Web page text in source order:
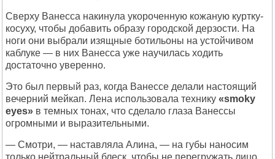
Сверху Ванесса накинула укороченную кожаную куртку-
косуху, чтобы добавить образу городской дерзости. На
ноги они выбрали изящные ботильоны на устойчивом
каблуке — в них Ванесса уже научилась ходить
достаточно уверенно.
Это был первый раз, когда Ванессе делали настоящий
вечерний мейкап. Лена использовала технику «smoky
eyes» в темных тонах, что сделало глаза Ванессы
огромными и выразительными.
— Смотри, — наставляла Алина, — на губы наносим
только нейтральный блеск, чтобы не перегружать лицо.